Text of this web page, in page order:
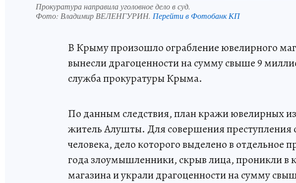
Прокуратура направила уголовное дело в суд.
Фото: Владимир ВЕЛЕНГУРИН. Перейти в Фотобанк КП
В Крыму произошло ограбление ювелирного
вынесли драгоценности на сумму свыше 9
служба прокуратуры Крыма.
По данным следствия, план кражи ювелирных
житель Алушты. Для совершения преступления
человека, дело которого выделено в отдельное
года злоумышленники, скрыв лица, проникли в
магазина и украли драгоценности на сумму